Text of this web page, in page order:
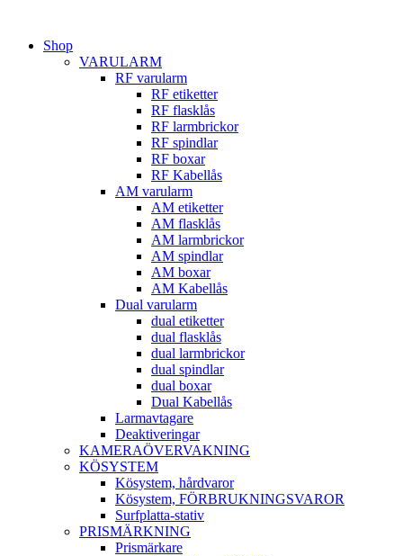
innehållShop
VARULARM
RF varularm
RF etiketter
RF flasklås
RF larmbrickor
RF spindlar
RF boxar
RF Kabellås
AM varularm
AM etiketter
AM flasklås
AM larmbrickor
AM spindlar
AM boxar
AM Kabellås
Dual varularm
dual etiketter
dual flasklås
dual larmbrickor
dual spindlar
dual boxar
Dual Kabellås
Larmavtagare
Deaktiveringar
KAMERAÖVERVAKNING
KÖSYSTEM
Kösystem, hårdvaror
Kösystem, FÖRBRUKNINGSVAROR
Surfplatta-stativ
PRISMÄRKNING
Prismärkare